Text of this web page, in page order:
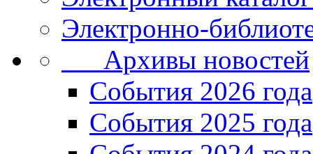
Электронно-
Архивы новостей
Cобытия 2026 года
События 2025 года